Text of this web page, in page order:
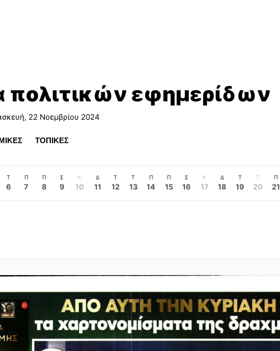
πολιτικών εφημερίδων
22 Νοεμβρίου 2024
ΤΟΠΙΚΕΣ
Τ
6
Π
7
Π
8
Σ
9
Κ
10
Δ
11
Τ
12
Τ
13
Π
14
Π
15
Σ
16
Κ
17
Δ
18
Τ
19
Τ
20
Π
21